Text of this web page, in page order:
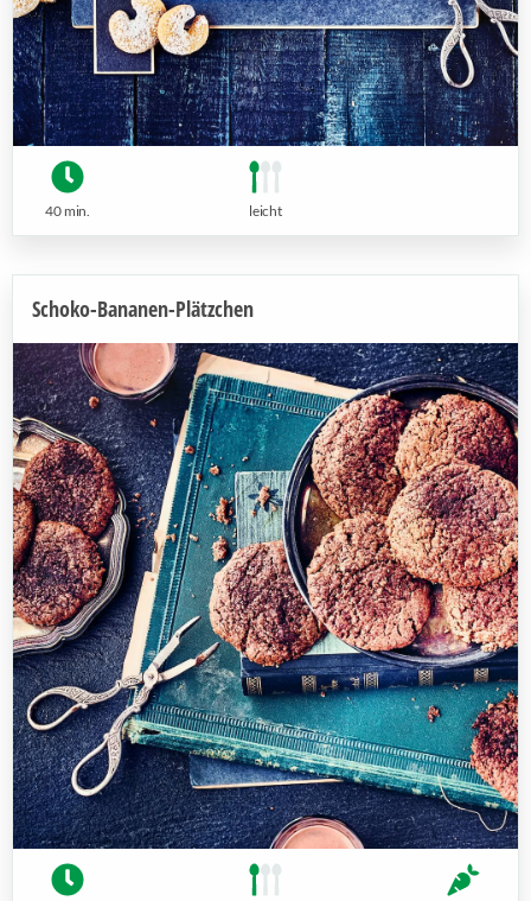
40 min. leicht
Schoko-Bananen-Plätzchen